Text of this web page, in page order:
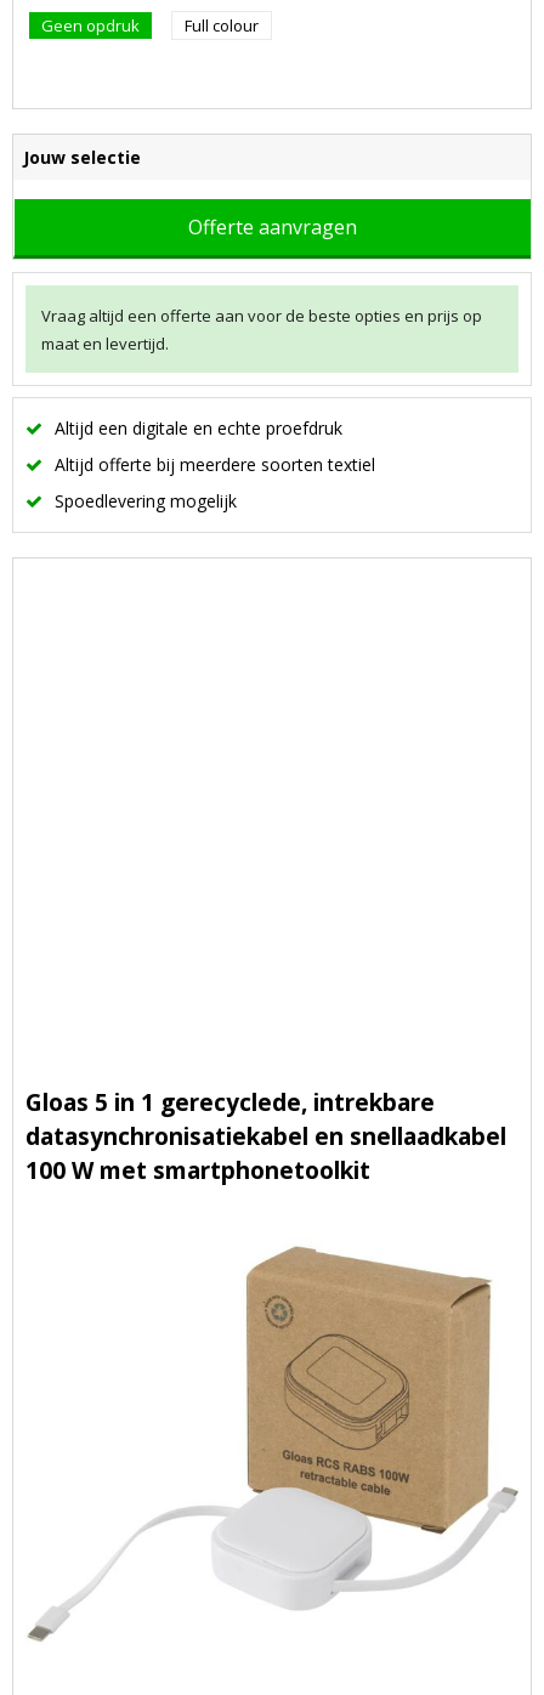
Geen opdruk
Full colour
Jouw selectie
Offerte aanvragen
Vraag altijd een offerte aan voor de beste opties en prijs op
maat en levertijd.
Altijd een digitale en echte proefdruk
Altijd offerte bij meerdere soorten textiel
Spoedlevering mogelijk
Gloas 5 in 1 gerecyclede, intrekbare
datasynchronisatiekabel en snellaadkabel
100 W met smartphonetoolkit